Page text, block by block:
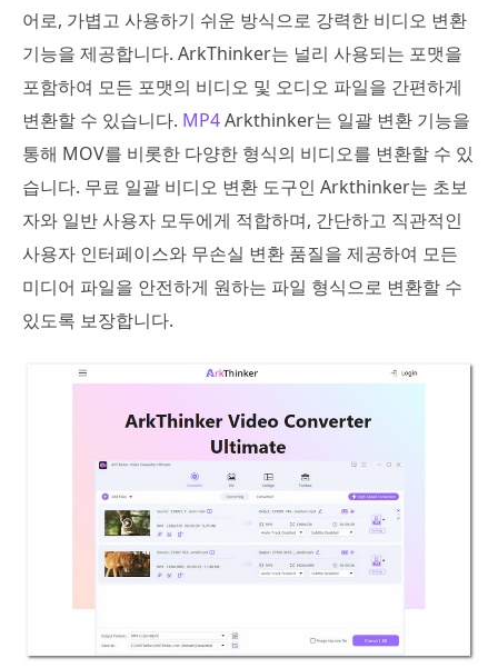
어로, 가볍고 사용하기 쉬운 방식으로 강력한 비디오 변환
기능을 제공합니다. ArkThinker는 널리 사용되는 포맷을
포함하여 모든 포맷의 비디오 및 오디오 파일을 간편하게
변환할 수 있습니다. MP4Arkthinker는 일괄 변환 기능을
통해 MOV를 비롯한 다양한 형식의 비디오를 변환할 수 있
습니다. 무료 일괄 비디오 변환 도구인 Arkthinker는 초보
자와 일반 사용자 모두에게 적합하며, 간단하고 직관적인
사용자 인터페이스와 무손실 변환 품질을 제공하여 모든
미디어 파일을 안전하게 원하는 파일 형식으로 변환할 수
있도록 보장합니다.